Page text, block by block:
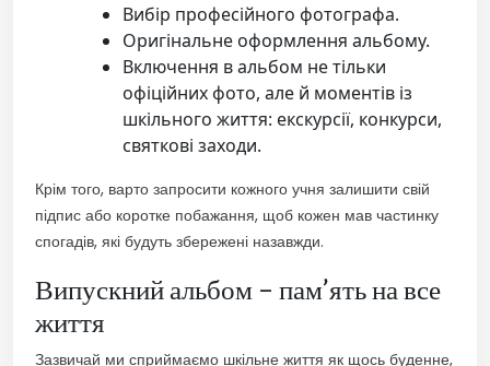
Вибір професійного фотографа.
Оригінальне оформлення альбому.
Включення в альбом не тільки
офіційних фото, але й моментів із
шкільного життя: екскурсії, конкурси,
святкові заходи.
Крім того, варто запросити кожного учня залишити свій
підпис або коротке побажання, щоб кожен мав частинку
спогадів, які будуть збережені назавжди.
Випускний альбом – пам’ять на все
життя
Зазвичай ми сприймаємо шкільне життя як щось буденне,